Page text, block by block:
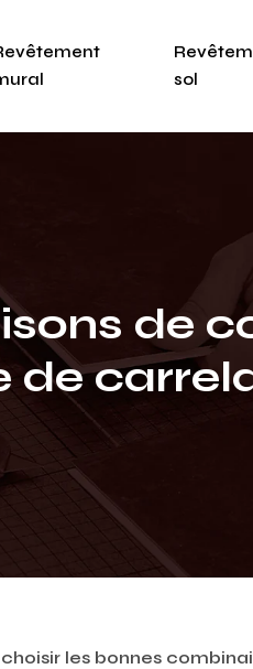
sol
de
de
choisir les bonnes